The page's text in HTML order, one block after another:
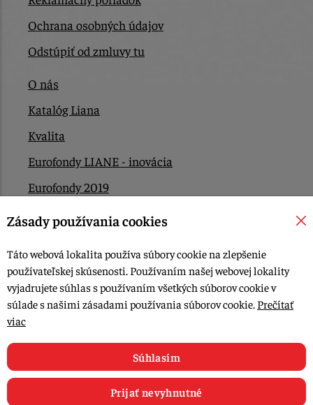
Ochrana osobných údajov
Odstúpiť od zmluvy tu
O nás
Katalóg Liana
Kvalita
Eurofondy LIANE - inovácia
Eurofondy 2019
Eurofondy 2022/2023
Kontakt
© 2015-2026, LIANA GOLIAŠ s.r.o. všetky práva vyhradené.
Upraviť nastavenia Cookies
Zásady používania cookies
Táto webová lokalita používa súbory cookie na zlepšenie
používateľskej skúsenosti. Používaním našej webovej lokality
vyjadrujete súhlas s používaním všetkých súborov cookie v
súlade s našimi zásadami používania súborov cookie. Prečítať
viac
Súhlasím
Prijať nevyhnutné